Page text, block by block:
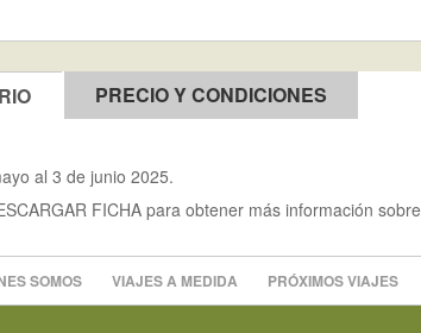
PRECIO Y CONDICIONES
al 3 de junio 2025.
FICHA para obtener más información
SOMOS VIAJES A MEDIDA PRÓXIMOS VIAJES